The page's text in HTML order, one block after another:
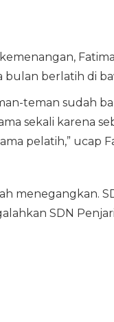
bulan berlatih di
teman sudah
sekali karena
pelatih,” ucap
menegangkan.
SDN